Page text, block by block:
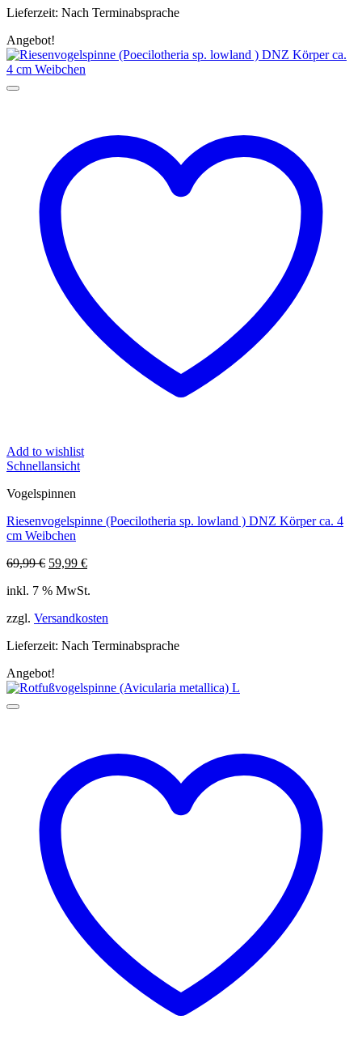
Lieferzeit: Nach Terminabsprache
Angebot!
Add to wishlist
Schnellansicht
Vogelspinnen
Riesenvogelspinne (Poecilotheria sp. lowland ) DNZ Körper ca. 4
cm Weibchen
69,99€ Ursprünglicher
war:
59,99 €Aktueller
ist:
inkl. 7 % MwSt.
zzgl. Versandkosten
Lieferzeit: Nach Terminabsprache
Angebot!